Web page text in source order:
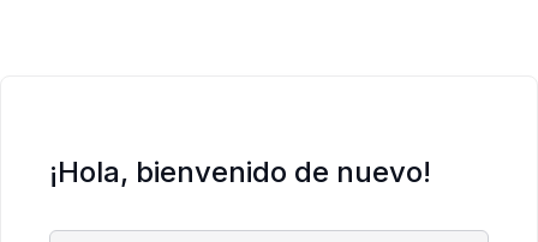
¡Hola, bienvenido de nuevo!